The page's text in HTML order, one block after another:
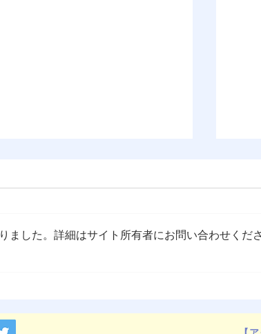
ました。詳細はサイト所有者にお問い合わせくだ